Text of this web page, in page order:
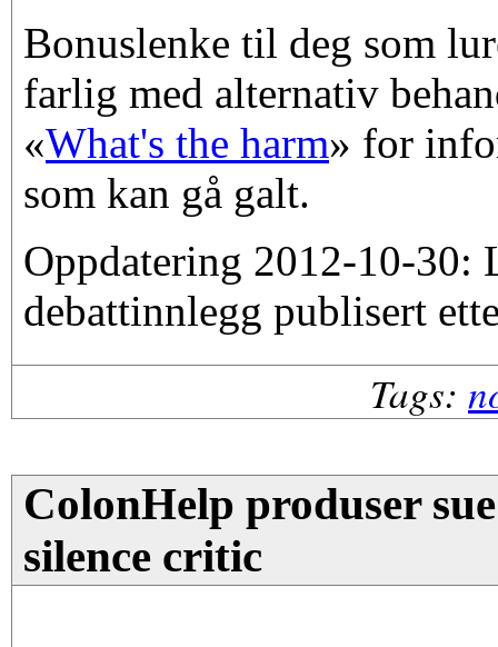
Bonuslenke til deg som
farlig med alternativ
«What's the harm» for
som kan gå galt.
Oppdatering 2012-10-30:
debattinnlegg publisert
Tags:
ColonHelp produser
silence critic